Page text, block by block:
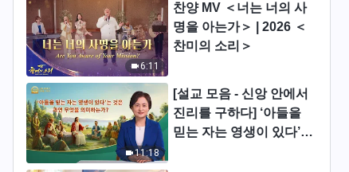
6:11
찬양 MV ＜너는 너의 사
명을 아는가＞ | 2026 ＜
찬미의 소리＞
11:18
[설교 모음 - 신앙 안에서
진리를 구하다] ‘아들을
믿는 자는 영생이 있다’는